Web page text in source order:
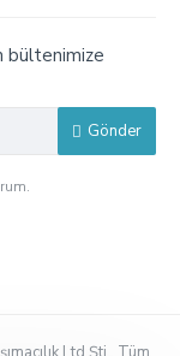
bültenimize
Gönder